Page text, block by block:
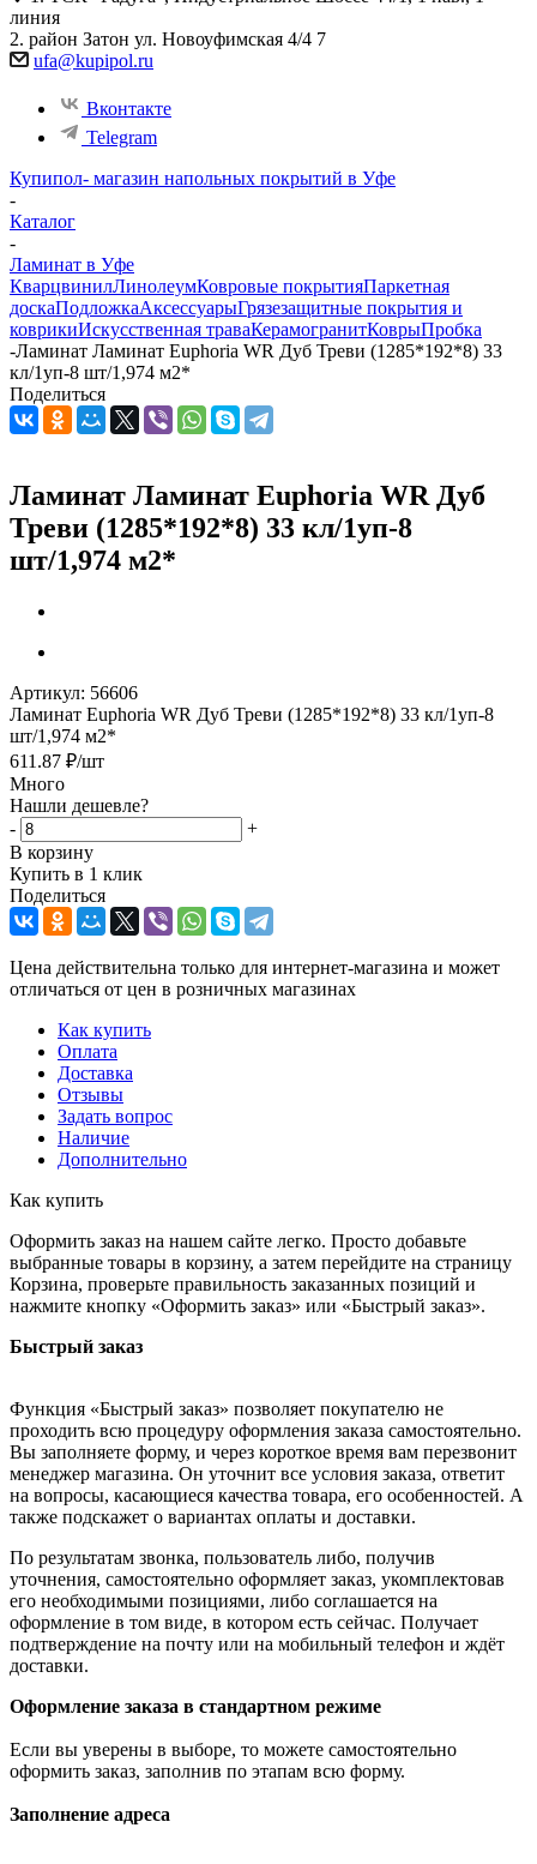
линия
2. район Затон ул. Новоуфимская 4/4 7
ufa@kupipol.ru
Вконтакте
Telegram
Купипол- магазин напольных покрытий в Уфе
-
Каталог
-
Ламинат в Уфе
КварцвинилЛинолеумКовровые покрытияПаркетная
доскаПодложкаАксессуарыГрязезащитные покрытия и
коврикиИскусственная траваКерамогранитКоврыПробка
-Ламинат Ламинат Euphoria WR Дуб Треви (1285*192*8) 33
кл/1уп-8 шт/1,974 м2*
Поделиться
Ламинат Ламинат Euphoria WR Дуб
Треви (1285*192*8) 33 кл/1уп-8
шт/1,974 м2*
Артикул: 56606
Ламинат Euphoria WR Дуб Треви (1285*192*8) 33 кл/1уп-8
шт/1,974 м2*
611.87 ₽/шт
Много
Нашли дешевле?
-
+
В корзину
Купить в 1 клик
Поделиться
Цена действительна только для интернет-магазина и может
отличаться от цен в розничных магазинах
Как купить
Оплата
Доставка
Отзывы
Задать вопрос
Наличие
Дополнительно
Как купить
Оформить заказ на нашем сайте легко. Просто добавьте
выбранные товары в корзину, а затем перейдите на страницу
Корзина, проверьте правильность заказанных позиций и
нажмите кнопку «Оформить заказ» или «Быстрый заказ».
Быстрый заказ
Функция «Быстрый заказ» позволяет покупателю не
проходить всю процедуру оформления заказа самостоятельно.
Вы заполняете форму, и через короткое время вам перезвонит
менеджер магазина. Он уточнит все условия заказа, ответит
на вопросы, касающиеся качества товара, его особенностей. А
также подскажет о вариантах оплаты и доставки.
По результатам звонка, пользователь либо, получив
уточнения, самостоятельно оформляет заказ, укомплектовав
его необходимыми позициями, либо соглашается на
оформление в том виде, в котором есть сейчас. Получает
подтверждение на почту или на мобильный телефон и ждёт
доставки.
Оформление заказа в стандартном режиме
Если вы уверены в выборе, то можете самостоятельно
оформить заказ, заполнив по этапам всю форму.
Заполнение адреса